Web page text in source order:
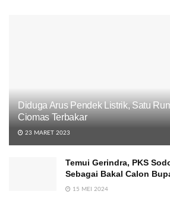
Diduga Arus Pendek Listrik, Satu
Ciomas Terbakar
23 MARET 2023
Temui Gerindra, PKS
Sebagai Bakal Calon
15 MEI 2024